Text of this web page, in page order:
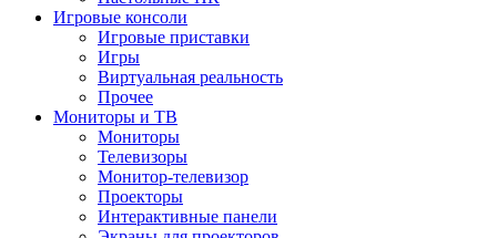
Игровые консоли
Игровые приставки
Игры
Виртуальная реальность
Прочее
Мониторы и ТВ
Мониторы
Телевизоры
Монитор-телевизор
Проекторы
Интерактивные панели